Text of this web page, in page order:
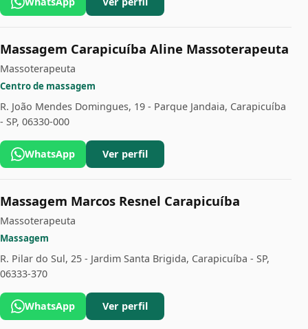
Massagem Carapicuíba Aline Massoterapeuta
Massoterapeuta
Centro de massagem
R. João Mendes Domingues, 19 - Parque Jandaia, Carapicuíba
- SP, 06330-000
WhatsApp Ver perfil
Massagem Marcos Resnel Carapicuíba
Massoterapeuta
Massagem
R. Pilar do Sul, 25 - Jardim Santa Brigida, Carapicuíba - SP,
06333-370
WhatsApp Ver perfil